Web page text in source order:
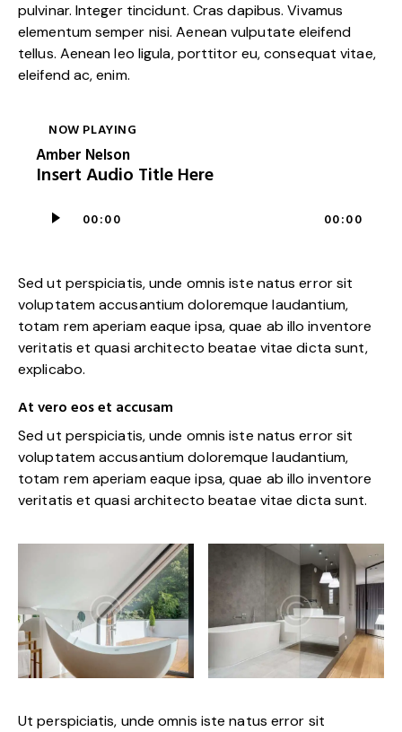
pulvinar. Integer tincidunt. Cras dapibus. Vivamus
elementum semper nisi. Aenean vulputate eleifend
tellus. Aenean leo ligula, porttitor eu, consequat vitae,
eleifend ac, enim.
NOW PLAYING
Amber Nelson
Insert Audio Title Here
Audio
00:00 00:00
Sed ut perspiciatis, unde omnis iste natus error sit
voluptatem accusantium doloremque laudantium,
totam rem aperiam eaque ipsa, quae ab illo inventore
veritatis et quasi architecto beatae vitae dicta sunt,
explicabo.
At vero eos et accusam
Sed ut perspiciatis, unde omnis iste natus error sit
voluptatem accusantium doloremque laudantium,
totam rem aperiam eaque ipsa, quae ab illo inventore
veritatis et quasi architecto beatae vitae dicta sunt.
Ut perspiciatis, unde omnis iste natus error sit